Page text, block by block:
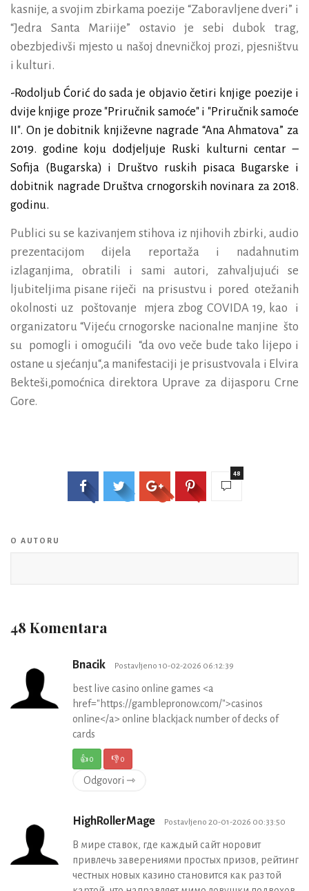
kasnije, a svojim zbirkama poezije “Zaboravljene dveri” i
“Jedra Santa Mariije” ostavio je sebi dubok trag,
obezbjedivši mjesto u našoj dnevničkoj prozi, pjesništvu
i kulturi.
-Rodoljub Ćorić do sada je objavio četiri knjige poezije i
dvije knjige proze "Priručnik samoće" i "Priručnik samoće
II". On je dobitnik književne nagrade “Ana Ahmatova” za
2019. godine koju dodjeljuje Ruski kulturni centar –
Sofija (Bugarska) i Društvo ruskih pisaca Bugarske i
dobitnik nagrade Društva crnogorskih novinara za 2018.
godinu.
Publici su se kazivanjem stihova iz njihovih zbirki, audio
prezentacijom dijela reportaža i nadahnutim
izlaganjima, obratili i sami autori, zahvaljujući se
ljubiteljima pisane riječi na prisustvu i pored otežanih
okolnosti uz
poštovanje mjera zbog COVIDA 19, kao
i
organizatoru “Vijeću crnogorske nacionalne manjine što
su
pomogli i omogućili “da ovo veče bude tako lijepo i
ostane u sjećanju“,a manifestaciji je prisustvovala i Elvira
Bekteši,pomoćnica direktora Uprave za dijasporu Crne
Gore.
48
O AUTORU
48 Komentara
Bnacik Postavljeno 10-02-2026 06:12:39
best live casino online games <a
href="https://gamblepronow.com/">casinos
online</a> online blackjack number of decks of
cards
👍0 👎0
Odgovori ⇾
HighRollerMage Postavljeno 20-01-2026 00:33:50
В мире ставок, где каждый сайт норовит
привлечь заверениями простых призов, рейтинг
честных новых казино становится как раз той